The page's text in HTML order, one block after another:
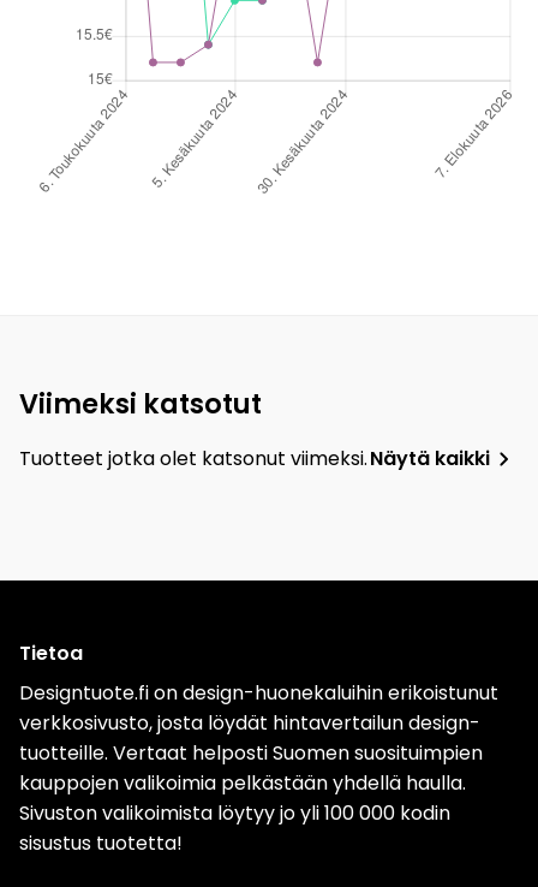
Viimeksi katsotut
Tuotteet jotka olet katsonut viimeksi.Näytä kaikki
Tietoa
Designtuote.fi on design-huonekaluihin erikoistunut
verkkosivusto, josta löydät hintavertailun design-
tuotteille. Vertaat helposti Suomen suosituimpien
kauppojen valikoimia pelkästään yhdellä haulla.
Sivuston valikoimista löytyy jo yli 100 000 kodin
sisustus tuotetta!